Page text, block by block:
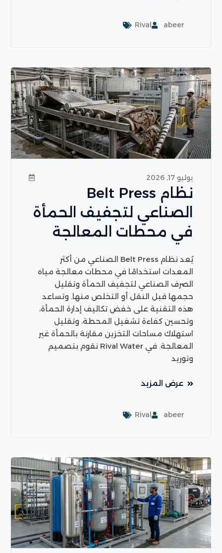
abeer
Rival
يوليو 17, 2026
نظام Belt Press
الصناعي لتجفيف الحمأة
في محطات المعالجة
يُعد نظام Belt Press الصناعي من أكثر
المعدات استخدامًا في محطات معالجة مياه
الصرف الصناعي لتجفيف الحمأة وتقليل
حجمها قبل النقل أو التخلص منها. وتساعد
هذه التقنية على خفض تكاليف إدارة الحمأة،
وتحسين كفاءة تشغيل المحطة، وتقليل
استهلاك مساحات التخزين مقارنة بالحمأة غير
المعالجة. في Rival Water نقوم بتصميم
وتوريد
عرض المزيد
abeer
Rival